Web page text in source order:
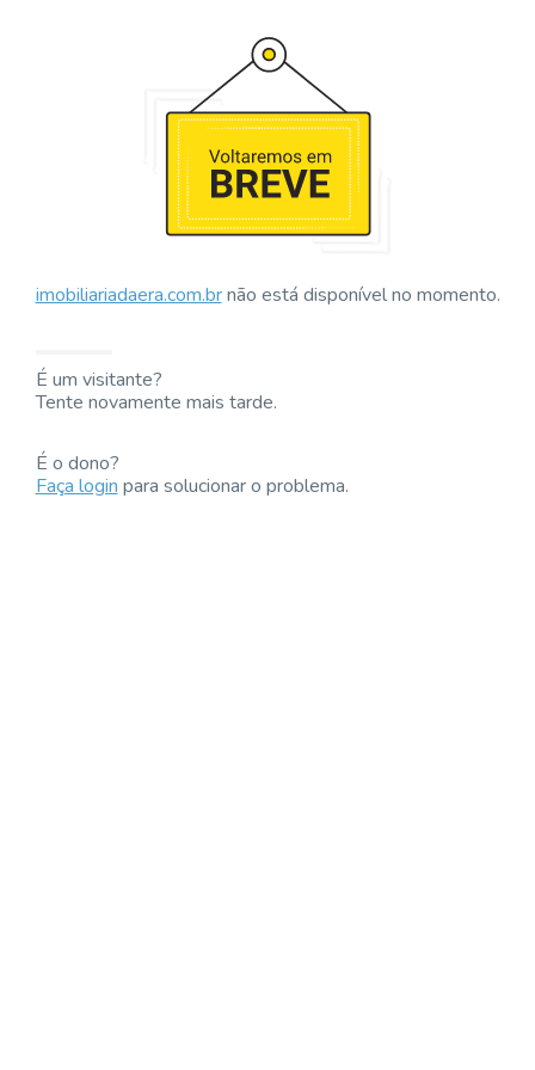
imobiliariadaera.com.brnão está disponível no momento.
É um visitante?
Tente novamente mais tarde.
É o dono?
Faça loginpara solucionar o problema.